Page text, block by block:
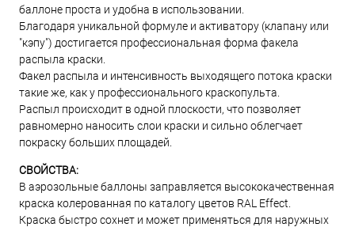
баллоне проста и удобна в использовании.
Благодаря уникальной формуле и активатору (клапану или
"кэпу") достигается профессиональная форма факела
распыла краски.
Факел распыла и интенсивность выходящего потока краски
такие же, как у профессионального краскопульта.
Распыл происходит в одной плоскости, что позволяет
равномерно наносить слои краски и сильно облегчает
покраску больших площадей.
СВОЙСТВА:
В аэрозольные баллоны заправляется высококачественная
краска колерованная по каталогу цветов RAL Effect.
Краска быстро сохнет и может применяться для наружных